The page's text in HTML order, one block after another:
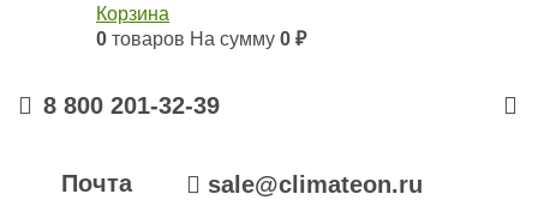
Корзина
0 товаров На сумму 0 ₽
8 800 201-32-39
Почта sale@climateon.ru